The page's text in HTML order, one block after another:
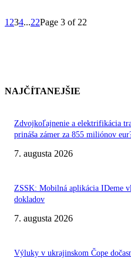
1 234...22Page 3 of 22
NAJČÍTANEJŠIE
Zdvojkoľajnenie a elektrifikácia
prináša zámer za 855 miliónov
7. augusta 2026
ZSSK: Mobilná aplikácia IDeme
dokladov
7. augusta 2026
Výluky v ukrajinskom Čope